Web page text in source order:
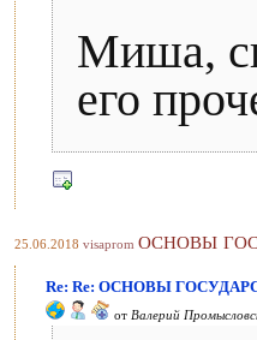
Миша,
его
25.06.2018 visaprom ОСНОВЫ
Re: Re: ОСНОВЫ
от Валерий